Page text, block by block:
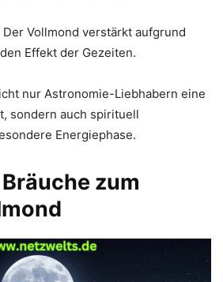
Der Vollmond verstärkt aufgrund
Effekt der Gezeiten.
nur Astronomie-Liebhabern eine
sondern auch spirituell
Energiephase.
zum